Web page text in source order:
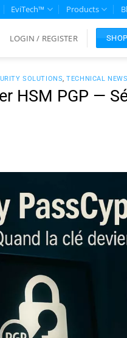
EviTech™ Products
LOGIN / REGISTER
SOLUTIONS,TECHNICAL NEWS
HSM PGP —